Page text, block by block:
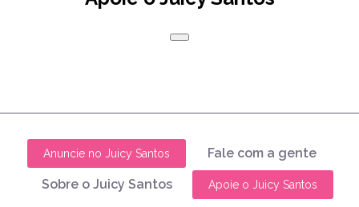
Anuncie no Juicy Santos Fale com a gente
Sobre o Juicy Santos Apoie o Juicy Santos